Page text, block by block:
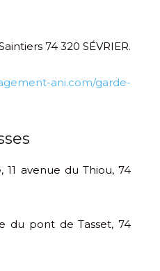
74 320 SÉVRIER.
ani.com/garde-
, 11 avenue du Thiou, 74
du pont de Tasset, 74